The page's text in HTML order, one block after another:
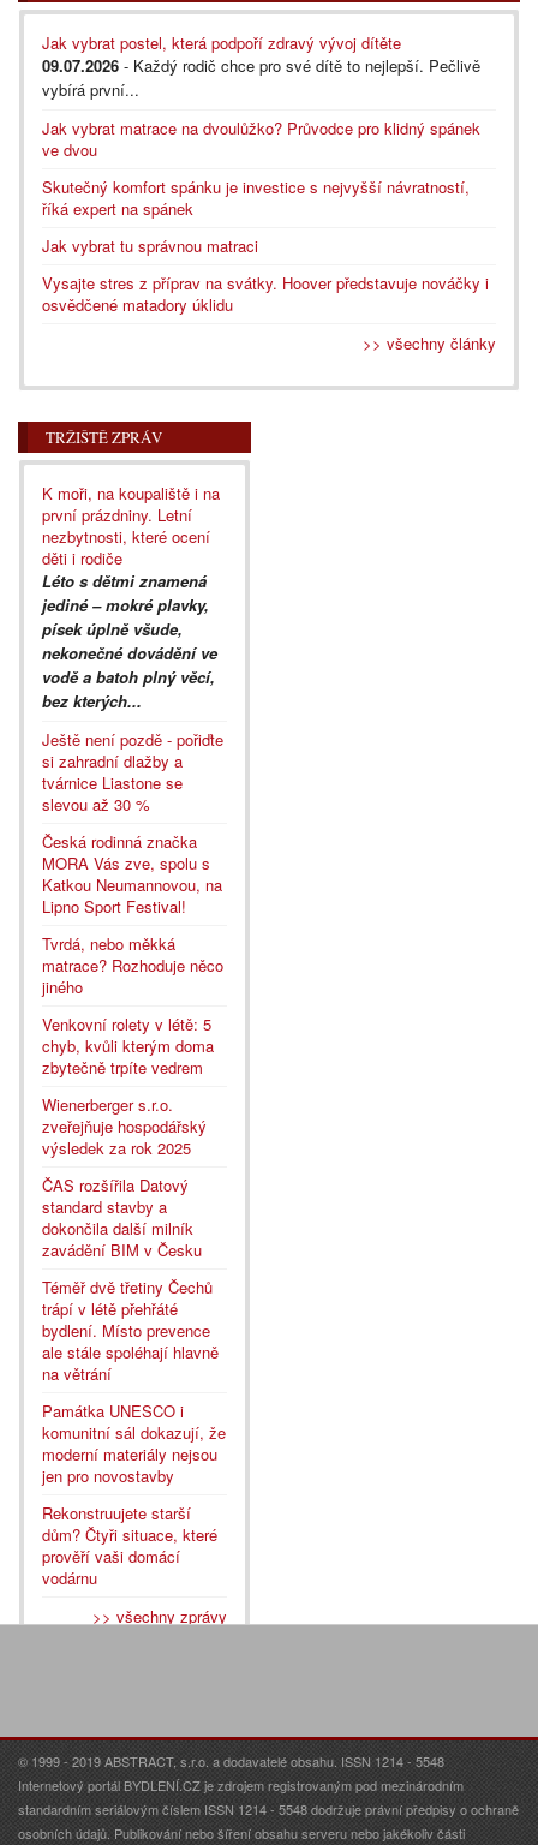
Jak vybrat postel, která podpoří zdravý vývoj dítěte
09.07.2026 - Každý rodič chce pro své dítě to nejlepší. Pečlivě
vybírá první...
Jak vybrat matrace na dvoulůžko? Průvodce pro klidný spánek
ve dvou
Skutečný komfort spánku je investice s nejvyšší návratností,
říká expert na spánek
Jak vybrat tu správnou matraci
Vysajte stres z příprav na svátky. Hoover představuje nováčky i
osvědčené matadory úklidu
>> všechny články
TRŽIŠTĚ ZPRÁV
K moři, na koupaliště i na
první prázdniny. Letní
nezbytnosti, které ocení
děti i rodiče
Léto s dětmi znamená
jediné – mokré plavky,
písek úplně všude,
nekonečné dovádění ve
vodě a batoh plný věcí,
bez kterých...
Ještě není pozdě - pořiďte
si zahradní dlažby a
tvárnice Liastone se
slevou až 30 %
Česká rodinná značka
MORA Vás zve, spolu s
Katkou Neumannovou, na
Lipno Sport Festival!
Tvrdá, nebo měkká
matrace? Rozhoduje něco
jiného
Venkovní rolety v létě: 5
chyb, kvůli kterým doma
zbytečně trpíte vedrem
Wienerberger s.r.o.
zveřejňuje hospodářský
výsledek za rok 2025
ČAS rozšířila Datový
standard stavby a
dokončila další milník
zavádění BIM v Česku
Téměř dvě třetiny Čechů
trápí v létě přehřáté
bydlení. Místo prevence
ale stále spoléhají hlavně
na větrání
Památka UNESCO i
komunitní sál dokazují, že
moderní materiály nejsou
jen pro novostavby
Rekonstruujete starší
dům? Čtyři situace, které
prověří vaši domácí
vodárnu
>> všechny zprávy
© 1999 - 2019 ABSTRACT, s.r.o. a dodavatelé obsahu. ISSN 1214 - 5548
Internetový portál BYDLENÍ.CZ je zdrojem registrovaným pod mezinárodním
standardním seriálovým číslem ISSN 1214 - 5548 dodržuje právní předpisy o ochraně
osobních údajů. Publikování nebo šíření obsahu serveru nebo jakékoliv části